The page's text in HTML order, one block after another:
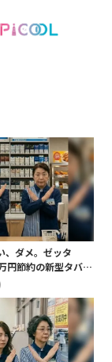
、ダメ。ゼッタ
円節約の新型タバコ